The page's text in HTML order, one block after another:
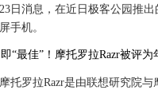
日消息，在近日极客公园推
手机。
罗拉Razr是由联想研究院与